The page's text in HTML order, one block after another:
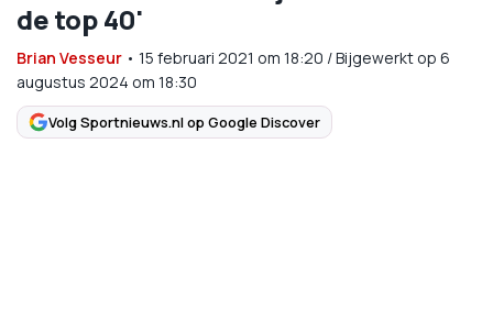
de top 40'
Brian Vesseur • 15 februari 2021 om 18:20 /Bijgewerkt op 6
augustus 2024 om 18:30
Volg Sportnieuws.nl op Google Discover